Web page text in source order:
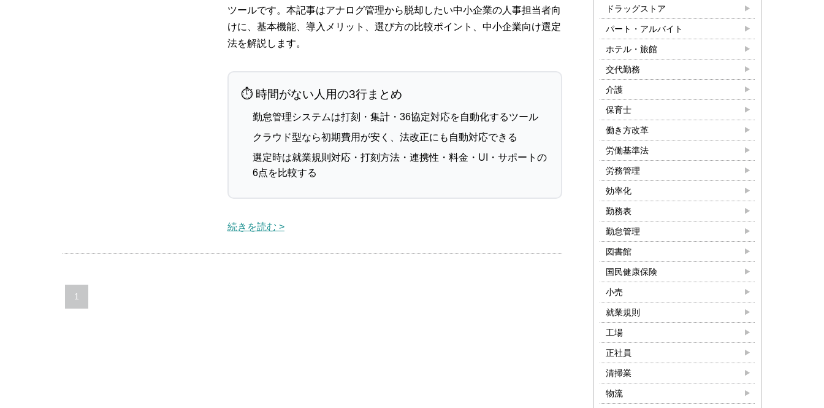
ツールです。本記事はアナログ管理から脱却したい中小企業の人事担当者向
けに、基本機能、導入メリット、選び方の比較ポイント、中小企業向け選定
法を解説します。
⏱ 時間がない人用の3行まとめ
勤怠管理システムは打刻・集計・36協定対応を自動化するツール
クラウド型なら初期費用が安く、法改正にも自動対応できる
選定時は就業規則対応・打刻方法・連携性・料金・UI・サポートの
6点を比較する
続きを読む >
1
ドラッグストア
パート・アルバイト
ホテル・旅館
交代勤務
介護
保育士
働き方改革
労働基準法
労務管理
効率化
勤務表
勤怠管理
図書館
国民健康保険
小売
就業規則
工場
正社員
清掃業
物流